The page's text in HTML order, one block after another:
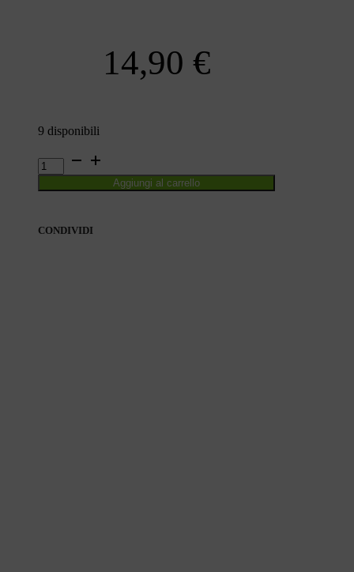
14,90 €
9 disponibili
CLAIRE
E
Aggiungi al carrello
CONDIVIDI